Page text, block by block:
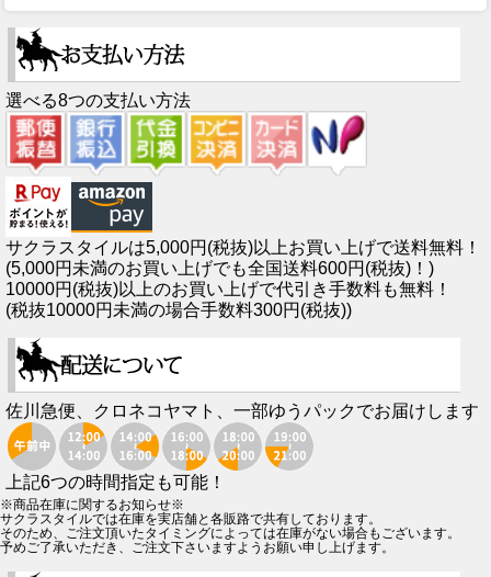
選べる8つの支払い方法
サクラスタイルは5,000円(税抜)以上お買い上げで送料無料！
(5,000円未満のお買い上げでも全国送料600円(税抜)！)
10000円(税抜)以上のお買い上げで代引き手数料も無料！
(税抜10000円未満の場合手数料300円(税抜))
佐川急便、クロネコヤマト、一部ゆうパックでお届けします
上記6つの時間指定も可能！
※商品在庫に関するお知らせ※
サクラスタイルでは在庫を実店舗と各販路で共有しております。
そのため、ご注文頂いたタイミングによっては在庫がない場合もございます。
予めご了承いただき、ご注文下さいますようお願い申し上げます。